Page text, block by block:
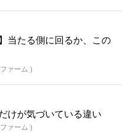
当たる側に回るか、この
ァーム )
けが気づいている違い
ァーム )